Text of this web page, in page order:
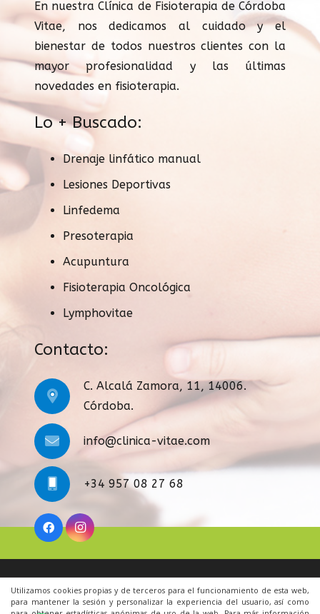
Utilizamos cookies propias y de terceros para el funcionamiento de esta web,
para mantener la sesión y personalizar la experiencia del usuario, así como
En nuestra Clínica de Fisioterapia de Córdoba
Vitae, nos dedicamos al cuidado y el
bienestar de todos nuestros clientes con la
mayor profesionalidad y las últimas
novedades en fisioterapia.
Lo + Buscado:
Drenaje linfático manual
Lesiones Deportivas
Linfedema
Presoterapia
Acupuntura
Fisioterapia Oncológica
Lymphovitae
Contacto:
C. Alcalá Zamora, 11, 14006.
Córdoba.
info@clinica-vitae.com
+34 957 08 27 68
Legal | Condiciones Generales | Cookies|Contacto